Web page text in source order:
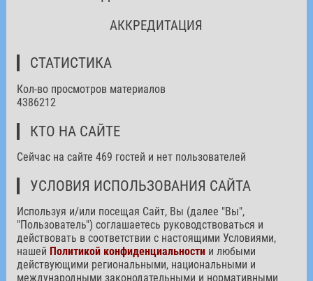
АККРЕДИТАЦИЯ
СТАТИСТИКА
Кол-во просмотров материалов
4386212
КТО НА САЙТЕ
Сейчас на сайте 469 гостей и нет пользователей
УСЛОВИЯ ИСПОЛЬЗОВАНИЯ САЙТА
Используя и/или посещая Сайт, Вы (далее "Вы",
"Пользователь") соглашаетесь руководствоваться и
действовать в соответствии с настоящими Условиями,
нашей Политикой конфиденциальностии любыми
действующими региональными, национальными и
международными законодательными и нормативными